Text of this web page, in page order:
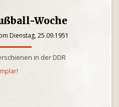
Woche
Dienstag, 25.09.1951
in der DDR